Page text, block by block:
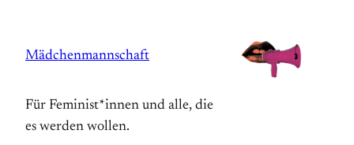
springen
Mädchenmannschaft
Für Feminist*innen und alle, die
es werden wollen.